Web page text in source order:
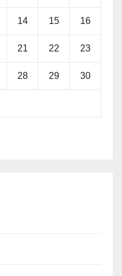
14 15 16
21 22 23
28 29 30